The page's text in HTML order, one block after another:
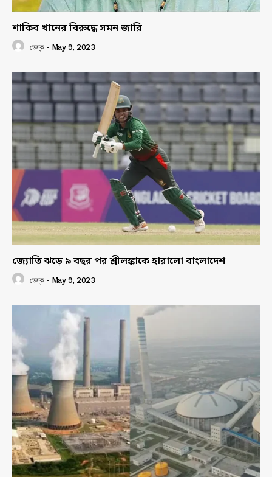
শাকিব খানের বিরুদ্ধে সমন জারি
ডেস্ক - May 9, 2023
জ্যোতি ঝড়ে ৯ বছর পর শ্রীলঙ্কাকে হারালো বাংলাদেশ
ডেস্ক - May 9, 2023